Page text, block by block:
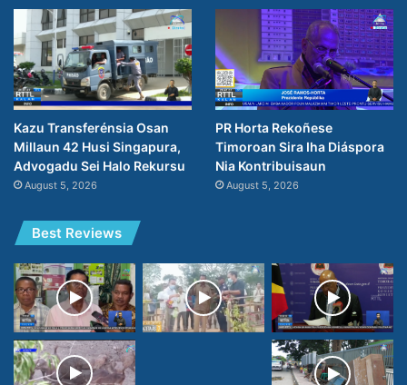
Kazu Transferénsia Osan
Millaun 42 Husi Singapura,
Advogadu Sei Halo Rekursu
August 5, 2026
PR Horta Rekoñese
Timoroan Sira Iha Diáspora
Nia Kontribuisaun
August 5, 2026
Best Reviews